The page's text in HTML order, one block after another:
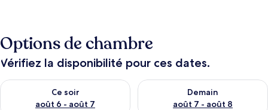
Options de chambre
Vérifiez la disponibilité pour ces dates.
Ce soir
août 6 - août 7
Vérifier la disponibilité pour ce soir août 6 - août 7
Demain
août 7 - août 8
Vérifier la disponibilité pour